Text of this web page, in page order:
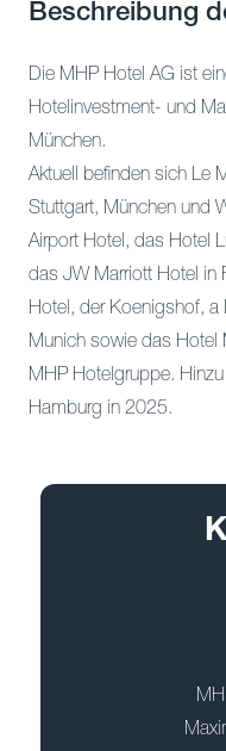
Beschreibung
Die MHP Hotel AG ist
Hotelinvestment- und
München.
Aktuell befinden sich Le
Stuttgart, München und
Airport Hotel, das Hotel
das JW Marriott Hotel in
Hotel, der Koenigshof, a
Munich sowie das Hotel
MHP Hotelgruppe.
Hamburg in 2025.